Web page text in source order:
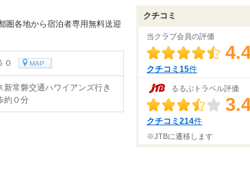
圏各地から宿泊者専用無料送迎
０ MAP
常磐交通ハワイアンズ行き
約０分
クチコミ
当クラブ会員の評価
クチコミ15件
るるぶトラベル評価
クチコミ214件
※JTBに遷移します